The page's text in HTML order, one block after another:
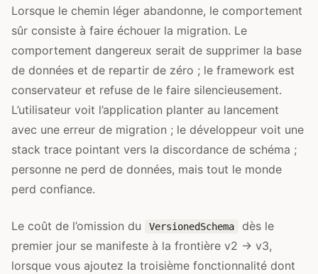
Lorsque le chemin léger abandonne, le comportement
sûr consiste à faire échouer la migration. Le
comportement dangereux serait de supprimer la base
de données et de repartir de zéro ; le framework est
conservateur et refuse de le faire silencieusement.
L’utilisateur voit l’application planter au lancement
avec une erreur de migration ; le développeur voit une
stack trace pointant vers la discordance de schéma ;
personne ne perd de données, mais tout le monde
perd confiance.
Le coût de l’omission du VersionedSchema
dès le
premier jour se manifeste à la frontière v2 → v3,
lorsque vous ajoutez la troisième fonctionnalité dont